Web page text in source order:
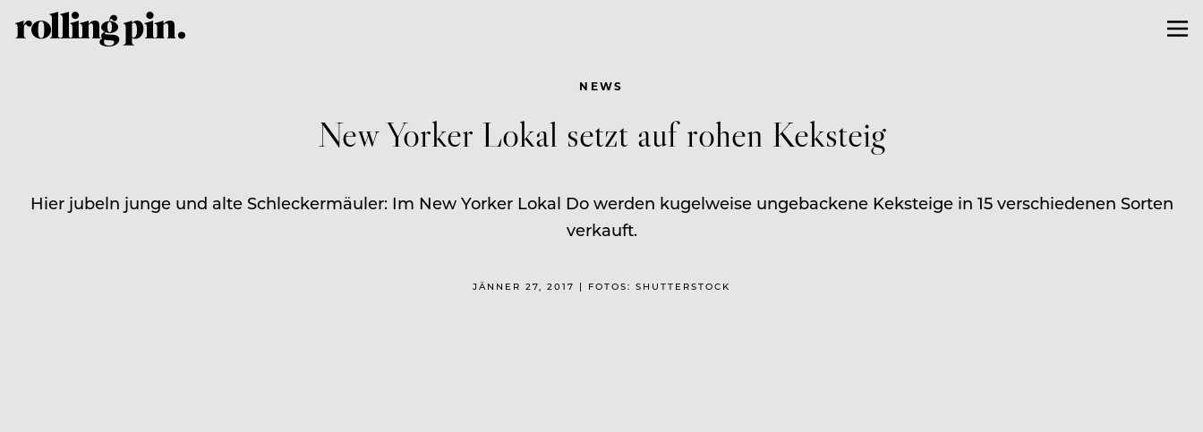
NEWS
New Yorker Lokal setzt auf rohen Keksteig
Hier jubeln junge und alte Schleckermäuler: Im New Yorker Lokal Do werden kugelweise ungebackene Keksteige in 15 verschiedenen Sorten
verkauft.
JÄNNER 27, 2017 | FOTOS: SHUTTERSTOCK